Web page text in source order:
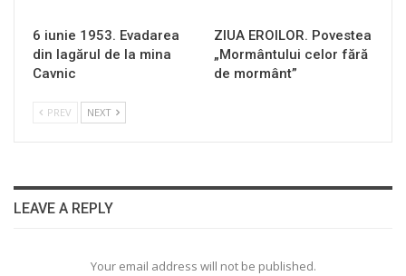
6 iunie 1953. Evadarea
din lagărul de la mina
Cavnic
ZIUA EROILOR. Povestea
„Mormântului celor fără
de mormânt”
PREV NEXT
LEAVE A REPLY
Your email address will not be published.